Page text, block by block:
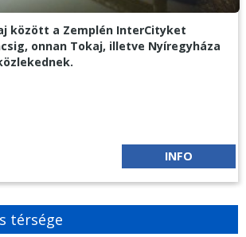
között a Zemplén InterCityket
onnan Tokaj, illetve Nyíregyháza
INFO
térsége